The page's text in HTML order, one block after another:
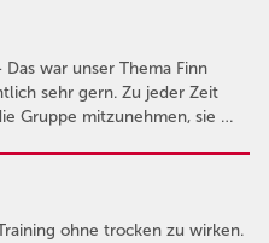
war unser Thema Finn
sehr gern. Zu jeder Zeit
Gruppe mitzunehmen, sie …
ohne trocken zu wirken.